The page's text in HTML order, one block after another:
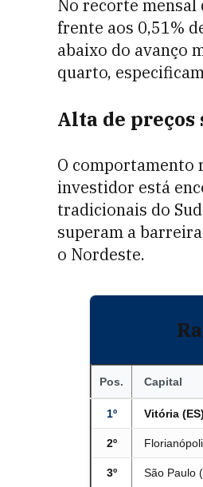
No recorte mensal
frente aos 0,51%
abaixo do avanço
quarto,
Alta de preços
O comportamento
investidor está
tradicionais do
superam a
o Nordeste.
Pos. Capital
1º Vitória (ES)
2º
3º São Paulo